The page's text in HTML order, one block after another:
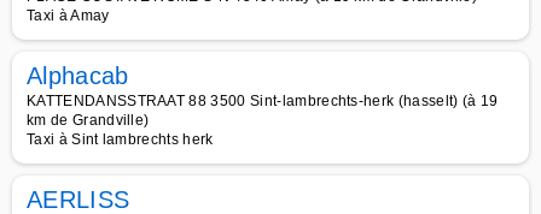
Taxi à Amay
Alphacab
KATTENDANSSTRAAT 88 3500 Sint-lambrechts-herk (hasselt) (à 19
km de Grandville)
Taxi à Sint lambrechts herk
AERLISS